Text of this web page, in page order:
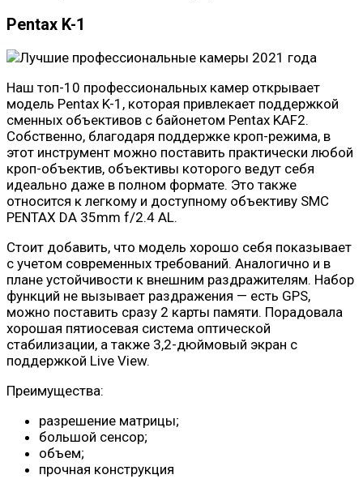
Pentax K-1
Наш топ-10 профессиональных камер открывает
модель Pentax K-1, которая привлекает поддержкой
сменных объективов с байонетом Pentax KAF2.
Собственно, благодаря поддержке кроп-режима, в
этот инструмент можно поставить практически любой
кроп-объектив, объективы которого ведут себя
идеально даже в полном формате. Это также
относится к легкому и доступному объективу SMC
PENTAX DA 35mm f/2.4 AL.
Стоит добавить, что модель хорошо себя показывает
с учетом современных требований. Аналогично и в
плане устойчивости к внешним раздражителям. Набор
функций не вызывает раздражения — есть GPS,
можно поставить сразу 2 карты памяти. Порадовала
хорошая пятиосевая система оптической
стабилизации, а также 3,2-дюймовый экран с
поддержкой Live View.
Преимущества:
разрешение матрицы;
большой сенсор;
объем;
прочная конструкция